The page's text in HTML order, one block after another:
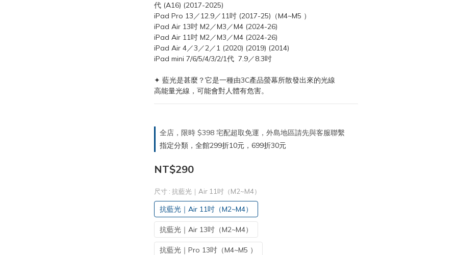
代 (A16) (2017-2025)
iPad Pro 13／12.9／11吋 (2017-25)（M4~M5 ）
iPad Air 13吋 M2／M3／M4 (2024-26)
iPad Air 11吋 M2／M3／M4 (2024-26)
iPad Air 4／3／2／1 (2020) (2019) (2014)
iPad mini 7/6/5/4/3/2/1代  7.9／8.3吋
✦ 藍光是甚麼？它是一種由3C產品螢幕所散發出來的光線
高能量光線，可能會對人體有危害。
全店，限時 $398 宅配超取免運，外島地區請先與客服聯繫
指定分類，全館299折10元，699折30元
NT$290
尺寸 : 抗藍光｜Air 11吋（M2~M4）
抗藍光｜Air 11吋（M2~M4）
抗藍光｜Air 13吋（M2~M4）
抗藍光｜Pro 13吋（M4~M5 ）